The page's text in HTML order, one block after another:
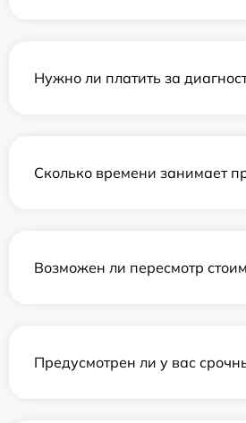
Нужно ли платить за
Сколько времени занимает
Возможен ли пересмотр
Предусмотрен ли у вас